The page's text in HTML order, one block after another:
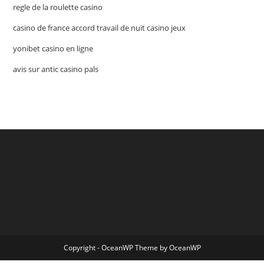
regle de la roulette casino
casino de france accord travail de nuit casino jeux
yonibet casino en ligne
avis sur antic casino pals
Copyright - OceanWP Theme by OceanWP